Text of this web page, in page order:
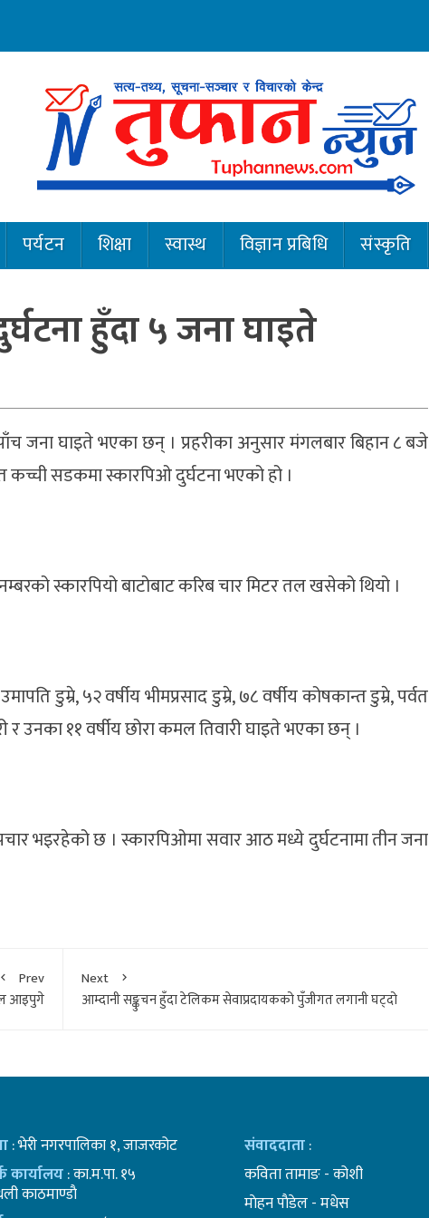
पर्यटन शिक्षा स्वास्थ विज्ञान प्रबिधि संस्कृति
हुँदा ५ जना घाइते
जना घाइते भएका छन् । प्रहरीका अनुसार मंगलबार बिहान ८ बजे
कच्ची सडकमा स्कारपिओ दुर्घटना भएको हो ।
स्कारपियो बाटोबाट करिब चार मिटर तल खसेको थियो ।
डुम्रे, ५२ वर्षीय भीमप्रसाद डुम्रे, ७८ वर्षीय कोषकान्त डुम्रे, पर्वत
र उनका ११ वर्षीय छोरा कमल तिवारी घाइते भएका छन् ।
भइरहेको छ । स्कारपिओमा सवार आठ मध्ये दुर्घटनामा तीन जना
Prev
आइपुगे
Next
आम्दानी सङ्कुचन हुँदा टेलिकम सेवाप्रदायकको पुँजीगत लगानी घट्दो
: भेरी नगरपालिका १, जाजरकोट
कार्यालय: का.म.पा. १५
काठमाण्डाै
संवाददाता:
कविता तामाङ - कोशी
माेहन पाैडेल - मधेस